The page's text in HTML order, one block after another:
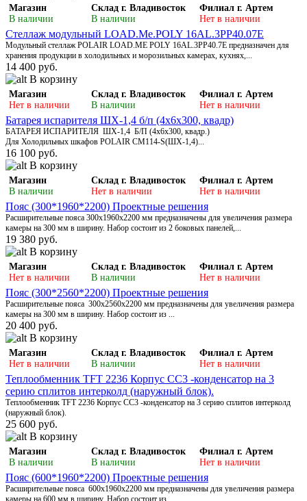
Магазин
В наличии
Склад г. Владивосток
В наличии
Филиал г. Артем
Нет в наличии
Стеллаж модульный LOAD.Me.POLY 16AL.3PP40.07E
Модульный стеллаж POLAIR LOAD.ME POLY 16AL.3PP40.7Е предназначен для
хранения продукции в холодильных и морозильных камерах, кухнях,...
14 400 руб.
В корзину
Магазин
Нет в наличии
Склад г. Владивосток
В наличии
Филиал г. Артем
Нет в наличии
Батарея испарителя ШХ-1,4 б/п (4х6х300, квадр)
БАТАРЕЯ ИСПАРИТЕЛЯ ШХ-1,4 Б/П (4х6х300, квадр.)
Для Холодильных шкафов POLAIR CM114-S(ШХ-1,4)...
16 100 руб.
В корзину
Магазин
В наличии
Склад г. Владивосток
Нет в наличии
Филиал г. Артем
Нет в наличии
Пояс (300*1960*2200) Проектные решения
Расширительные пояса 300х1960х2200 мм предназначены для увеличения размера
камеры на 300 мм в ширину. Набор состоит из 2 боковых панелей,...
19 380 руб.
В корзину
Магазин
Нет в наличии
Склад г. Владивосток
В наличии
Филиал г. Артем
Нет в наличии
Пояс (300*2560*2200) Проектные решения
Расширительные пояса 300х2560х2200 мм предназначены для увеличения размера
камеры на 300 мм в ширину. Набор состоит из ...
20 400 руб.
В корзину
Магазин
Нет в наличии
Склад г. Владивосток
В наличии
Филиал г. Артем
Нет в наличии
Теплообменник TFT 2236 Корпус СС3 -конденсатор на 3
серию сплитов интерколд (наружный блок).
Теплообменник TFT 2236 Корпус СС3 -конденсатор на 3 серию сплитов интерколд
(наружный блок).
25 600 руб.
В корзину
Магазин
В наличии
Склад г. Владивосток
В наличии
Филиал г. Артем
Нет в наличии
Пояс (600*1960*2200) Проектные решения
Расширительные пояса 600х1960х2200 мм предназначены для увеличения размера